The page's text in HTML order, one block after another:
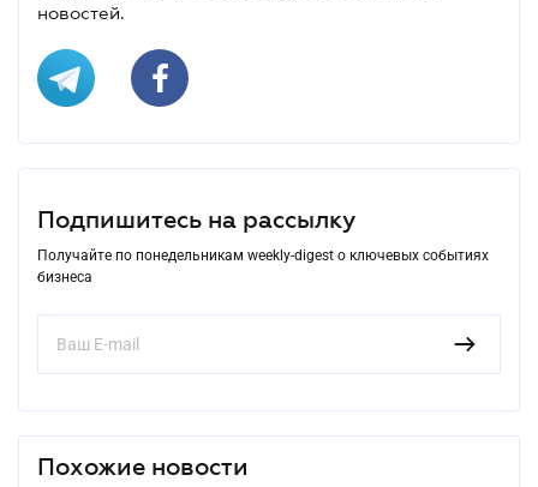
новостей.
Подпишитесь на рассылку
Получайте по понедельникам weekly-digest о ключевых событиях
бизнеса
Похожие новости